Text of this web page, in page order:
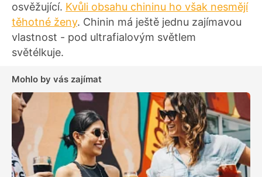
osvěžující. Kvůli obsahu chininu ho však nesmějí
těhotné ženy. Chinin má ještě jednu zajímavou
vlastnost - pod ultrafialovým světlem
světélkuje.
Mohlo by vás zajímat